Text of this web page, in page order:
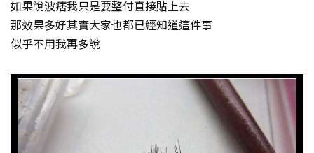
如果說波痞我只是要整付直接貼上去
那效果多好其實大家也都已經知道這件事
似乎不用我再多說